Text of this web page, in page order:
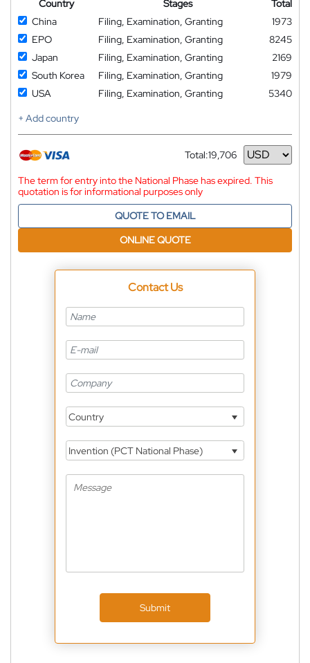
Country Stages
Total
China
Filing, Examination, Granting
1973
EPO
Filing, Examination, Granting
8245
Japan
Filing, Examination, Granting
2169
South Korea
Filing, Examination, Granting
1979
USA
Filing, Examination, Granting
5340
+ Add country
Total:19,706
Currency
The term for entry into the National Phase has expired. This
quotation is for informational purposes only
QUOTE TO EMAIL
ONLINE QUOTE
Contact Us
Country
Invention (PCT National Phase)
Submit